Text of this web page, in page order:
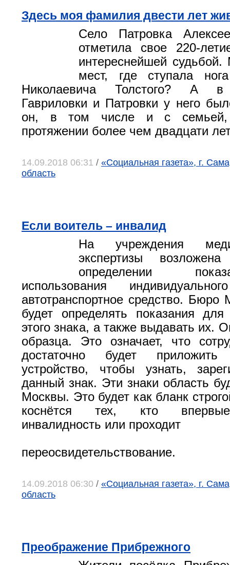
Здесь моя фамилия двести лет
Село Патровка
отметила свое 220-
интереснейшей
мест, где ступала
Николаевича Толстого? А в
Гавриловки и Патровки у него
он, в том числе и с семьей,
протяжении более чем двадцати
14.09.2018 06:31 / «Социальная газета», г.
область
Если воитель – инвалид
На учреждения
экспертизы
определении
использования
автотранспортное средство.
будет определять показания для
этого знака, а также выдавать их.
образца. Это означает, что
достаточно будет приложить
устройство, чтобы узнать,
данный знак. Эти знаки область
Москвы. Это будет как бланк
коснётся тех, кто
инвалидность или проходит
переосвидетельствование.
14.09.2018 06:30 / «Социальная газета», г.
область
Преображение Прибрежного